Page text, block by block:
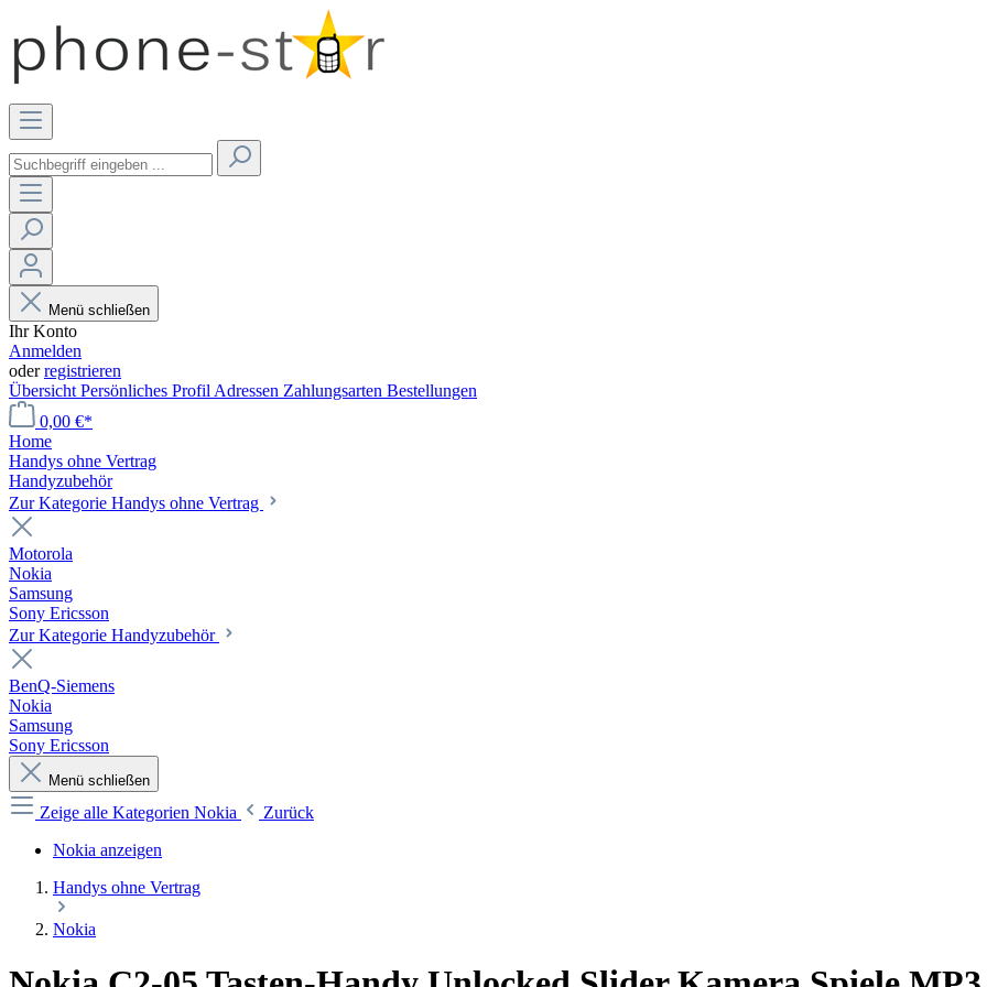
Menü schließen
Ihr Konto
Anmelden
oderregistrieren
Übersicht Persönliches Profil Adressen Zahlungsarten Bestellungen
0,00 €*
Home
Handys ohne Vertrag
Handyzubehör
Zur Kategorie Handys ohne Vertrag
Motorola
Nokia
Samsung
Sony Ericsson
Zur Kategorie Handyzubehör
BenQ-Siemens
Nokia
Samsung
Sony Ericsson
Menü schließen
Zeige alle Kategorien Nokia
Zurück
Nokia anzeigen
Handys ohne Vertrag
Nokia